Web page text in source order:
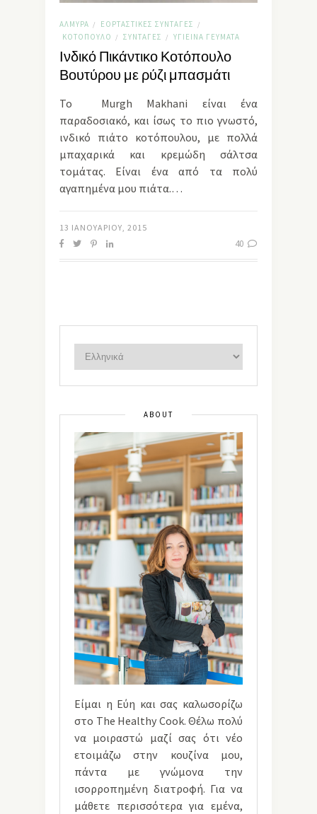
ΑΛΜΥΡΆ / ΕΟΡΤΑΣΤΙΚΈΣ ΣΥΝΤΑΓΈΣ /
ΚΟΤΌΠΟΥΛΟ / ΣΥΝΤΑΓΈΣ / ΥΓΙΕΙΝΆ ΓΕΎΜΑΤΑ
Ινδικό Πικάντικο Κοτόπουλο
Βουτύρου με ρύζι μπασμάτι
Το Μurgh Μakhani είναι ένα
παραδοσιακό, και ίσως το πιο γνωστό,
ινδικό πιάτο κοτόπουλου, με πολλά
μπαχαρικά και κρεμώδη σάλτσα
τομάτας. Είναι ένα από τα πολύ
αγαπημένα μου πιάτα.…
13 ΙΑΝΟΥΑΡΊΟΥ, 2015
40
ABOUT
Είμαι η Εύη και σας καλωσορίζω
στο The Healthy Cook. Θέλω πολύ
να μοιραστώ μαζί σας ότι νέο
ετοιμάζω στην κουζίνα μου,
πάντα με γνώμονα την
ισορροπημένη διατροφή. Για να
μάθετε περισσότερα για εμένα,